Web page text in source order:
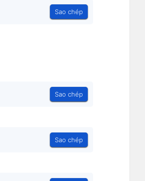
Sao chép
Sao chép
Sao chép